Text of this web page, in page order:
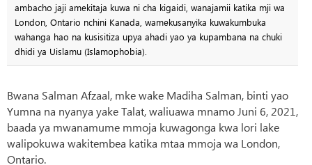
ambacho jaji amekitaja kuwa ni cha kigaidi, wanajamii katika mji wa
London, Ontario nchini Kanada, wamekusanyika kuwakumbuka
wahanga hao na kusisitiza upya ahadi yao ya kupambana na chuki
dhidi ya Uislamu (Islamophobia).
Bwana Salman Afzaal, mke wake Madiha Salman, binti yao
Yumna na nyanya yake Talat, waliuawa mnamo Juni 6, 2021,
baada ya mwanamume mmoja kuwagonga kwa lori lake
walipokuwa wakitembea katika mtaa mmoja wa London,
Ontario.